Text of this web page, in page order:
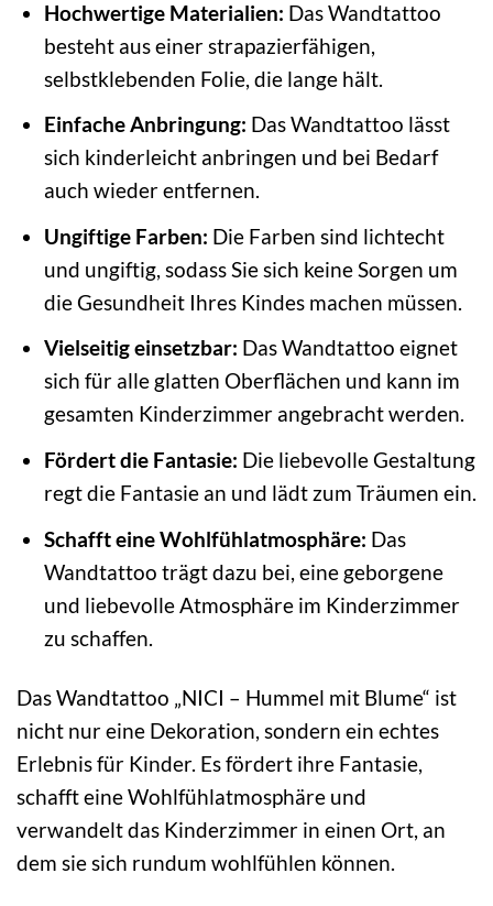
Hochwertige Materialien: Das Wandtattoo
besteht aus einer strapazierfähigen,
selbstklebenden Folie, die lange hält.
Einfache Anbringung: Das Wandtattoo lässt
sich kinderleicht anbringen und bei Bedarf
auch wieder entfernen.
Ungiftige Farben: Die Farben sind lichtecht
und ungiftig, sodass Sie sich keine Sorgen um
die Gesundheit Ihres Kindes machen müssen.
Vielseitig einsetzbar: Das Wandtattoo eignet
sich für alle glatten Oberflächen und kann im
gesamten Kinderzimmer angebracht werden.
Fördert die Fantasie: Die liebevolle Gestaltung
regt die Fantasie an und lädt zum Träumen ein.
Schafft eine Wohlfühlatmosphäre: Das
Wandtattoo trägt dazu bei, eine geborgene
und liebevolle Atmosphäre im Kinderzimmer
zu schaffen.
Das Wandtattoo „NICI – Hummel mit Blume“ ist
nicht nur eine Dekoration, sondern ein echtes
Erlebnis für Kinder. Es fördert ihre Fantasie,
schafft eine Wohlfühlatmosphäre und
verwandelt das Kinderzimmer in einen Ort, an
dem sie sich rundum wohlfühlen können.